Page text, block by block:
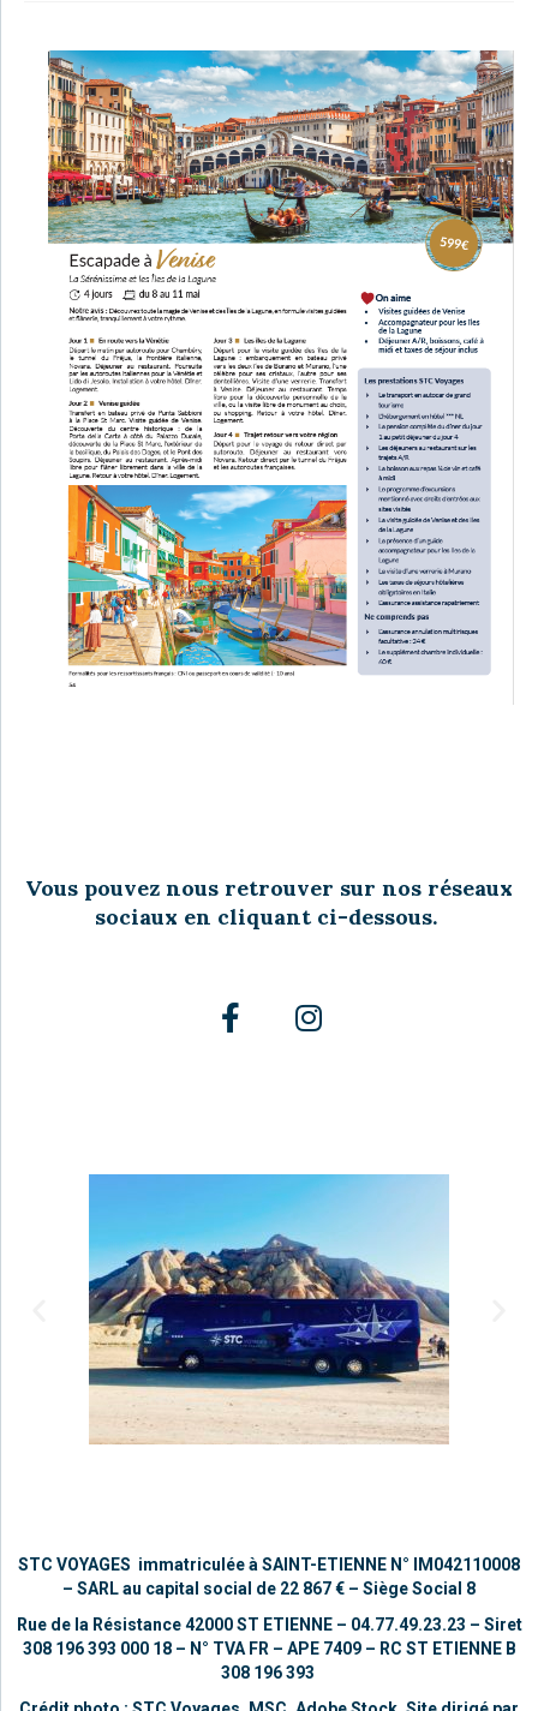
Vous pouvez nous retrouver sur nos réseaux
sociaux en cliquant ci-dessous.
STC VOYAGES immatriculée à SAINT-ETIENNE N° IM042110008
– SARL au capital social de 22 867 € – Siège Social 8
Rue de la Résistance 42000 ST ETIENNE – 04.77.49.23.23 – Siret
308 196 393 000 18 – N° TVA FR – APE 7409 – RC ST ETIENNE B
308 196 393